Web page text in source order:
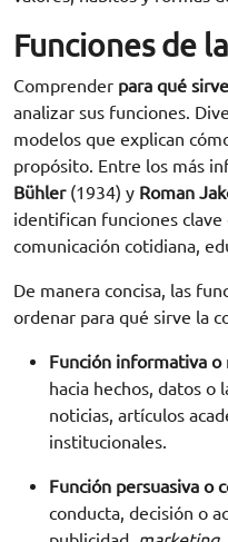
Funciones de
Comprender para qué
analizar sus funciones.
modelos que explican
propósito. Entre los más
Bühler(1934) y Roman
identifican funciones clave
comunicación cotidiana,
De manera concisa, las
ordenar para qué sirve la
Función informativa o
hacia hechos, datos o
noticias, artículos
institucionales.
Función persuasiva o
conducta, decisión o